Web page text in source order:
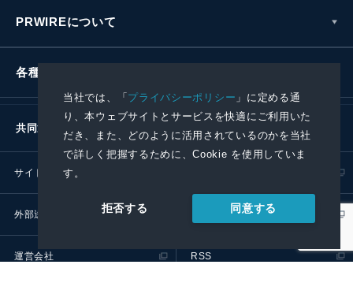
当社では、「プライバシーポリシー 」に定める通
り、本ウェブサイトとサービスを快適にご利用いた
だき、また、どのように活用されているのかを当社
で詳しく把握するために、Cookie を使用していま
す。
拒否する 同意する
PRWIREについて
各種お問い合わせ
共同通信社グループ
サイトポリシー
外部送信ポリシー プレスリリース取扱基準
運営会社 RSS